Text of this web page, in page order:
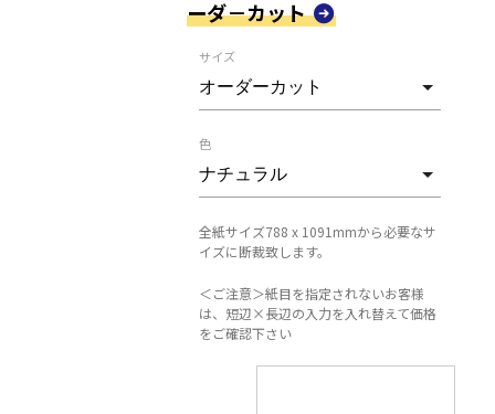
ーダ－カット
サイズ
色
全紙サイズ788 x 1091mmから必要なサ
イズに断裁致します。
＜ご注意＞紙目を指定されないお客様
は、短辺×長辺の入力を入れ替えて価格
をご確認下さい